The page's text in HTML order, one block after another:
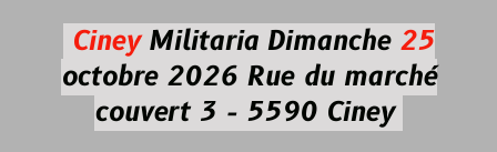
CineyMilitaria Dimanche 25
octobre 2026Rue du marché
couvert 3 - 5590 Ciney